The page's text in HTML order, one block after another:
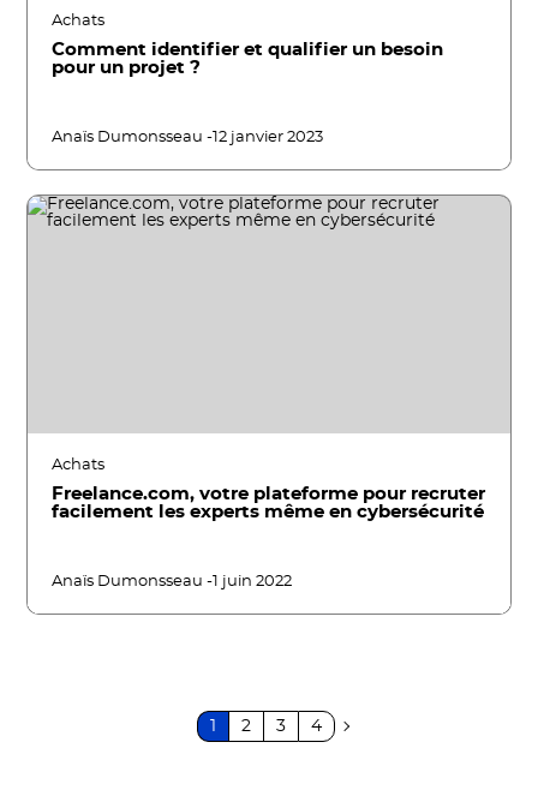
Achats
Comment identifier et qualifier un besoin
pour un projet ?
Anaïs Dumonsseau -12 janvier 2023
Achats
Freelance.com, votre plateforme pour recruter
facilement les experts même en cybersécurité
Anaïs Dumonsseau -1 juin 2022
2 3 4